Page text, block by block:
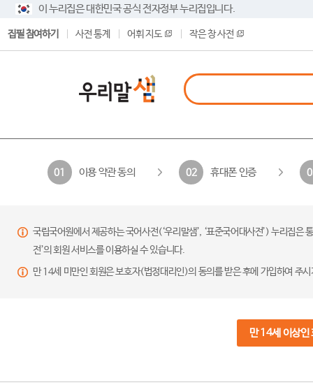
이 누리집은 대한민국 공식 전자정부 누리집입니다.
집필 참여하기 사전 통계 어휘 지도 작은 창 사전
01 이용 약관 동의 02 휴대폰 인증
국립국어원에서 제공하는 국어사전(‘우리말샘’, ‘표준국어대사전’) 누리집
전’의 회원 서비스를 이용하실 수 있습니다.
만 14세 미만인 회원은 보호자(법정대리인)의 동의를 받은 후에 가입하여 주
만 14세 이상인